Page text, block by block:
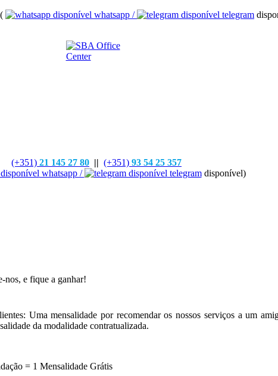
( whatsapp / telegram
(+351) 21 145 27 80 || (+351) 93 54 25 357
whatsapp / telegramdisponível)
Uma mensalidade por recomendar os nossos serviços a um
da modalidade contratualizada.